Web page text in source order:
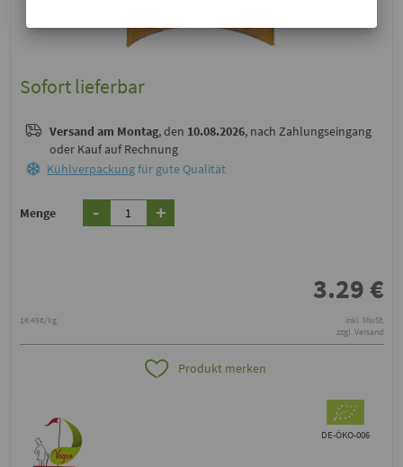
Sofort lieferbar
Versand am Montag, den 10.08.2026, nach Zahlungseingang
oder Kauf auf Rechnung
Kühlverpackungfür gute Qualität
Menge - +
3.29€
16.45€/kg
inkl. MwSt.
zzgl. Versand
Produkt merken
DE-ÖKO-006